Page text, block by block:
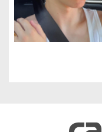
Gestion des cookies
Nous utilisons des
Faites-nous part de